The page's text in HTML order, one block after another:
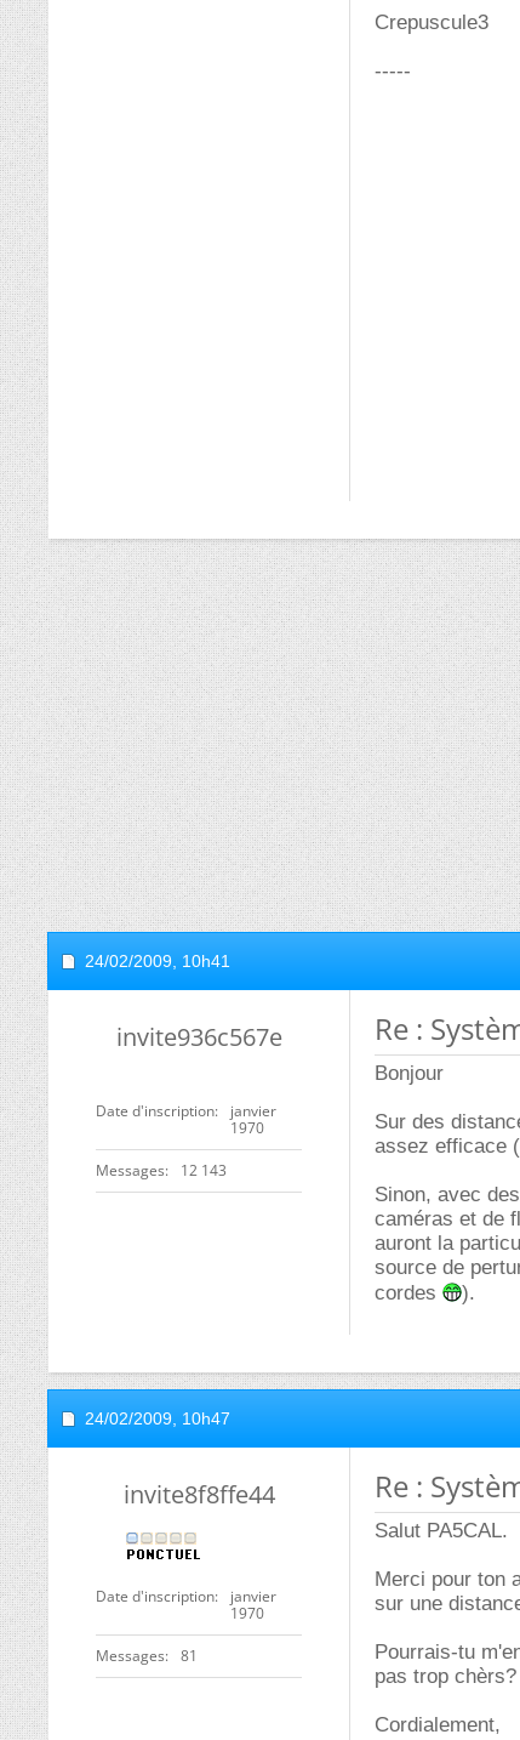
Crepuscule3
-----
24/02/2009, 10h41
invite936c567e
Date d'inscription
janvier
1970
Messages 12 143
Re :
Bonjour
Sur des
assez efficace
Sinon, avec
caméras et de
auront la
source de
cordes
).
24/02/2009, 10h47
invite8f8ffe44
Date d'inscription
janvier
1970
Messages 81
Re :
Salut PA5CAL.
Merci pour ton
sur une
Pourrais-tu
pas trop chèrs?
Cordialement,